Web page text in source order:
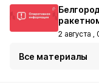
2 августа ,
Все материалы